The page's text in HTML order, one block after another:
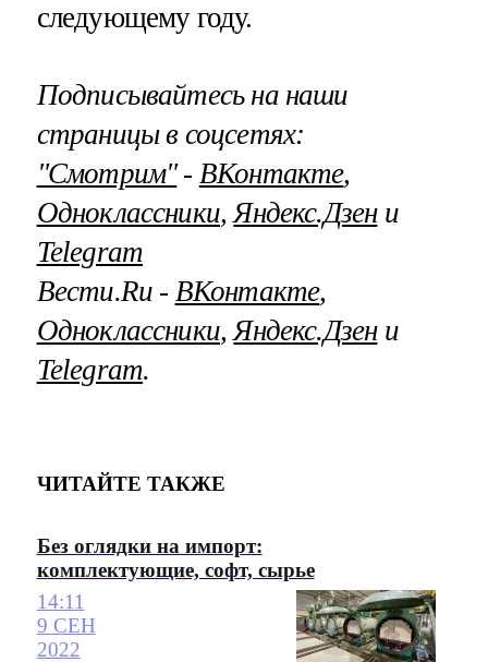
следующему году.
Подписывайтесь на наши
страницы в соцсетях:
"Смотрим"‐ ВКонтакте,
Одноклассники,Яндекс.Дзени
Telegram
Вести.Ru ‐ ВКонтакте,
Одноклассники,Яндекс.Дзени
Telegram.
ЧИТАЙТЕ ТАКЖЕ
Без оглядки на импорт:
комплектующие, софт, сырье
14:11
9 СЕН
2022